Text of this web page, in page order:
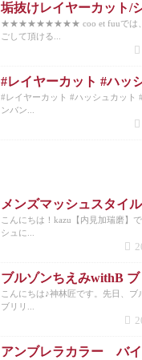
★★★★★★★★★ coo et fuuでは、
ごして頂ける...
#レイヤーカット #ハッシュカット
ンバン...
メンズマッシュスタイル
こんにちは！kazu【内見加瑞磨】
シュに...
こんにちは♪神林匠です。先日、ブ
ブリリ...